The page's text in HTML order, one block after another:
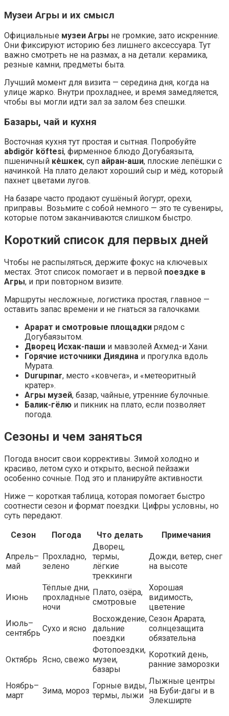
Музеи Агры и их смысл
Официальные музеи Агры не громкие, зато искренние.
Они фиксируют историю без лишнего аксессуара. Тут
важно смотреть не на размах, а на детали: керамика,
резные камни, предметы быта.
Лучший момент для визита — середина дня, когда на
улице жарко. Внутри прохладнее, и время замедляется,
чтобы вы могли идти зал за залом без спешки.
Базары, чай и кухня
Восточная кухня тут простая и сытная. Попробуйте
abdigör köftesi, фирменное блюдо Догубаязыта,
пшеничный ке́шкек, суп айран-аши, плоские лепёшки с
начинкой. На плато делают хороший сыр и мёд, который
пахнет цветами лугов.
На базаре часто продают сушёный йогурт, орехи,
приправы. Возьмите с собой немного — это те сувениры,
которые потом заканчиваются слишком быстро.
Короткий список для первых дней
Чтобы не распыляться, держите фокус на ключевых
местах. Этот список помогает и в первой поездке в
Агры, и при повторном визите.
Маршруты несложные, логистика простая, главное —
оставить запас времени и не гнаться за галочками.
Арарат и смотровые площадки рядом с
Догубаязытом.
Дворец Исхак-паши и мавзолей Ахмед-и Хани.
Горячие источники Диядина и прогулка вдоль
Мурата.
Durupınar, место «ковчега», и «метеоритный
кратер».
Агры музей, базар, чайные, утренние булочные.
Балик-гёлю и пикник на плато, если позволяет
погода.
Сезоны и чем заняться
Погода вносит свои коррективы. Зимой холодно и
красиво, летом сухо и открыто, весной пейзажи
особенно сочные. Под это и планируйте активности.
Ниже — короткая таблица, которая помогает быстро
соотнести сезон и формат поездки. Цифры условны, но
суть передают.
Сезон
Погода Что делать Примечания
Апрель–
май
Прохладно,
зелено
Дворец,
термы,
лёгкие
треккинги
Дожди, ветер, снег
на высоте
Июнь
Тёплые дни,
прохладные
ночи
Плато, озёра,
смотровые
Хорошая
видимость,
цветение
Июль–
сентябрь Сухо и ясно
Восхождение,
дальние
поездки
Сезон Арарата,
солнцезащита
обязательна
Октябрь Ясно, свежо
Фотопоездки,
музеи,
базары
Короткий день,
ранние заморозки
Ноябрь–
март
Зима, мороз
Горные виды,
термы, лыжи
Лыжные центры
на Буби-дагы и в
Элекширте